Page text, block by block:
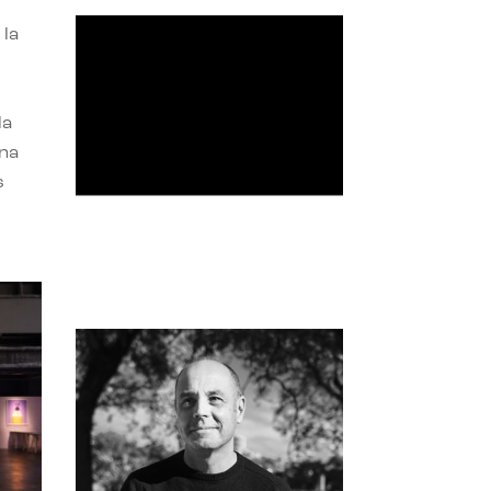
la